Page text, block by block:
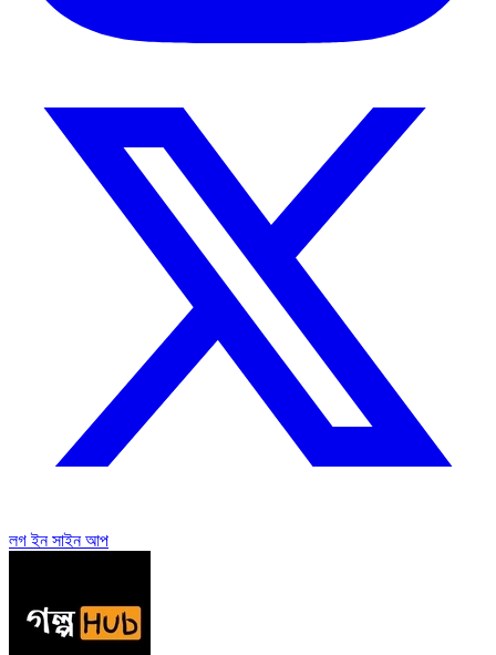
লগ ইনসাইন আপ